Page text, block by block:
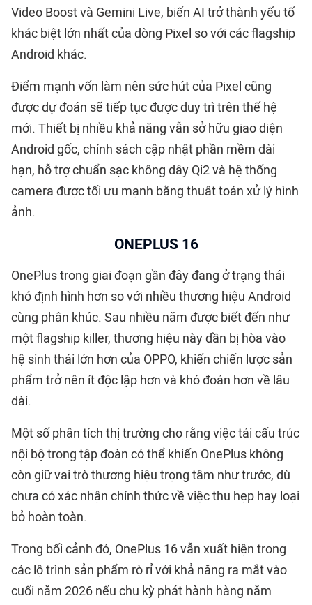
Video Boost và Gemini Live, biến AI trở thành yếu tố
khác biệt lớn nhất của dòng Pixel so với các flagship
Android khác.
Điểm mạnh vốn làm nên sức hút của Pixel cũng
được dự đoán sẽ tiếp tục được duy trì trên thế hệ
mới. Thiết bị nhiều khả năng vẫn sở hữu giao diện
Android gốc, chính sách cập nhật phần mềm dài
hạn, hỗ trợ chuẩn sạc không dây Qi2 và hệ thống
camera được tối ưu mạnh bằng thuật toán xử lý hình
ảnh.
ONEPLUS 16
OnePlus trong giai đoạn gần đây đang ở trạng thái
khó định hình hơn so với nhiều thương hiệu Android
cùng phân khúc. Sau nhiều năm được biết đến như
một flagship killer, thương hiệu này dần bị hòa vào
hệ sinh thái lớn hơn của OPPO, khiến chiến lược sản
phẩm trở nên ít độc lập hơn và khó đoán hơn về lâu
dài.
Một số phân tích thị trường cho rằng việc tái cấu trúc
nội bộ trong tập đoàn có thể khiến OnePlus không
còn giữ vai trò thương hiệu trọng tâm như trước, dù
chưa có xác nhận chính thức về việc thu hẹp hay loại
bỏ hoàn toàn.
Trong bối cảnh đó, OnePlus 16 vẫn xuất hiện trong
các lộ trình sản phẩm rò rỉ với khả năng ra mắt vào
cuối năm 2026 nếu chu kỳ phát hành hàng năm